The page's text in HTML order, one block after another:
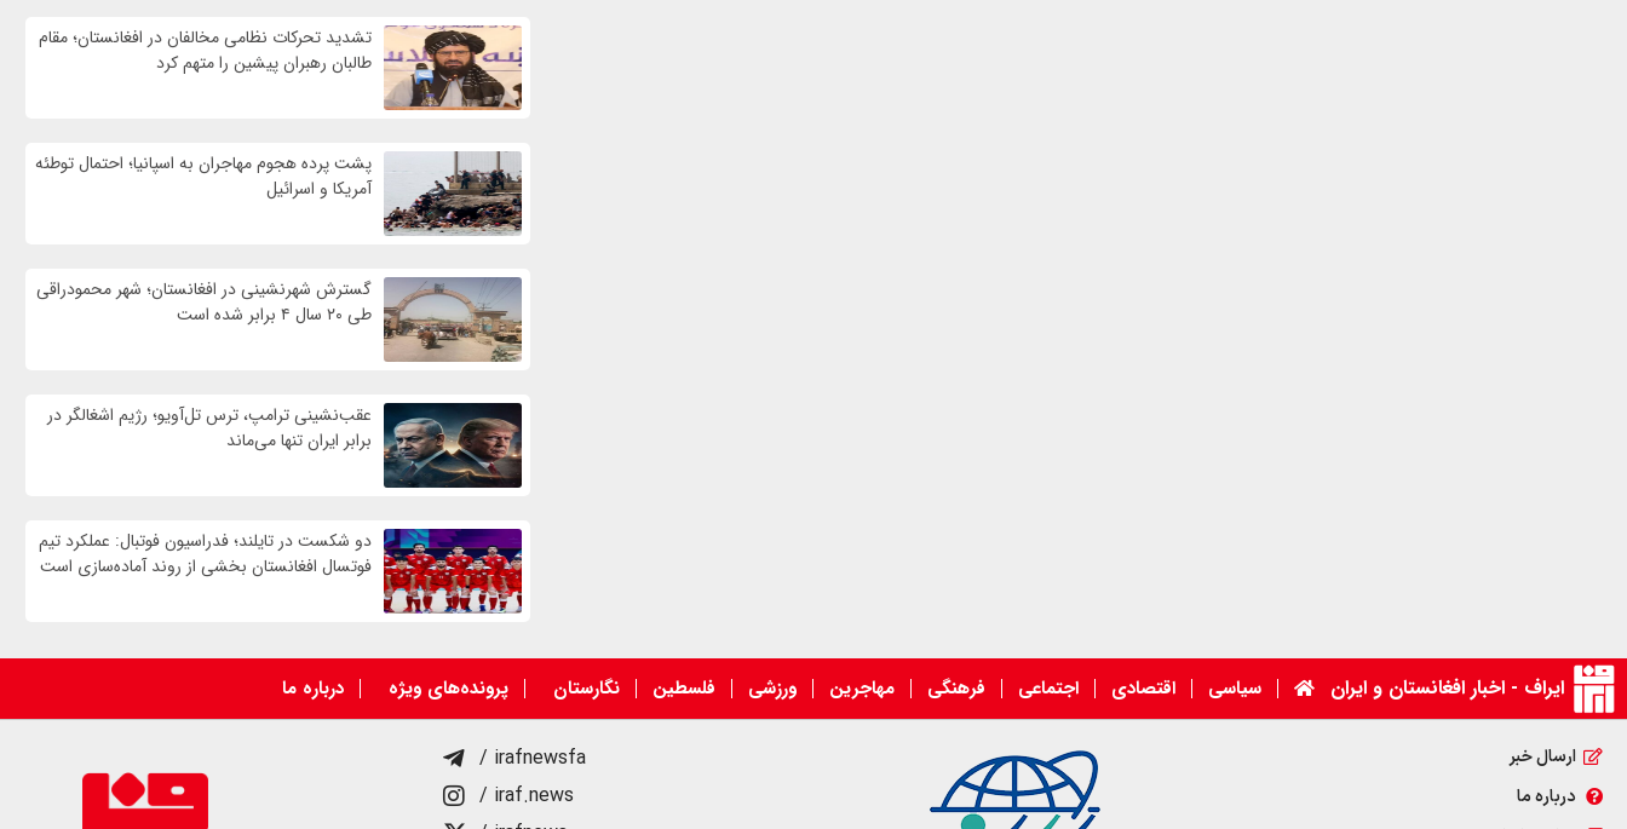
تشدید تحرکات نظامی مخالفان در افغانستان؛ مقام
طالبان رهبران پیشین را متهم کرد
پشت پرده هجوم مهاجران به اسپانیا؛ احتمال توطئه
آمریکا و اسرائیل
گسترش شهرنشینی در افغانستان؛ شهر محمودراقی
طی ۲۰ سال ۴ برابر شده است
عقب‌نشینی ترامپ، ترس تل‌آویو؛ رژیم اشغالگر در
برابر ایران تنها می‌ماند
دو شکست در تایلند؛ فدراسیون فوتبال: عملکرد تیم
فوتسال افغانستان بخشی از روند آماده‌سازی است
ایراف - اخبار افغانستان و ایران سیاسی اقتصادی اجتماعی فرهنگی مهاجرین ورزشی فلسطین نگارستان پرونده‌های ویژه درباره ما
ارسال خبر
درباره ما
/ irafnewsfa
/ iraf.news